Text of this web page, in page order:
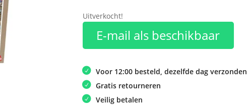
Uitverkocht!
E-mail als beschikbaar
Voor 12:00 besteld, dezelfde dag verzonden
Gratis retourneren
Veilig betalen